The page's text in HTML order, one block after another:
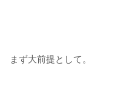
まず大前提として。